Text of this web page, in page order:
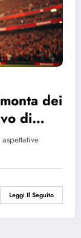
dei
di
Leggi Il Seguito